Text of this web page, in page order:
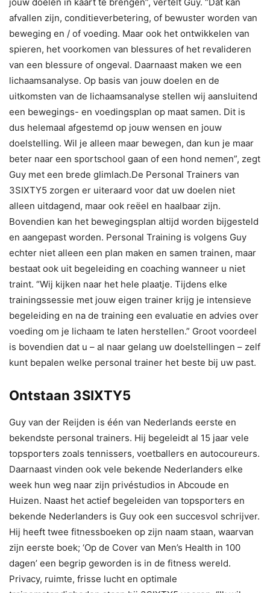
afvallen zijn, conditieverbetering, of bewuster worden van
beweging en / of voeding. Maar ook het ontwikkelen van
spieren, het voorkomen van blessures of het revalideren
van een blessure of ongeval. Daarnaast maken we een
lichaamsanalyse. Op basis van jouw doelen en de
uitkomsten van de lichaamsanalyse stellen wij aansluitend
een bewegings- en voedingsplan op maat samen. Dit is
dus helemaal afgestemd op jouw wensen en jouw
doelstelling. Wil je alleen maar bewegen, dan kun je maar
beter naar een sportschool gaan of een hond nemen”, zegt
Guy met een brede glimlach.De Personal Trainers van
3SIXTY5 zorgen er uiteraard voor dat uw doelen niet
alleen uitdagend, maar ook reëel en haalbaar zijn.
Bovendien kan het bewegingsplan altijd worden bijgesteld
en aangepast worden. Personal Training is volgens Guy
echter niet alleen een plan maken en samen trainen, maar
bestaat ook uit begeleiding en coaching wanneer u niet
traint. “Wij kijken naar het hele plaatje. Tijdens elke
trainingssessie met jouw eigen trainer krijg je intensieve
begeleiding en na de training een evaluatie en advies over
voeding om je lichaam te laten herstellen.” Groot voordeel
is bovendien dat u – al naar gelang uw doelstellingen – zelf
kunt bepalen welke personal trainer het beste bij uw past.
Ontstaan 3SIXTY5
Guy van der Reijden is één van Nederlands eerste en
bekendste personal trainers. Hij begeleidt al 15 jaar vele
topsporters zoals tennissers, voetballers en autocoureurs.
Daarnaast vinden ook vele bekende Nederlanders elke
week hun weg naar zijn privéstudios in Abcoude en
Huizen. Naast het actief begeleiden van topsporters en
bekende Nederlanders is Guy ook een succesvol schrijver.
Hij heeft twee fitnessboeken op zijn naam staan, waarvan
zijn eerste boek; ‘Op de Cover van Men’s Health in 100
dagen’ een begrip geworden is in de fitness wereld.
Privacy, ruimte, frisse lucht en optimale